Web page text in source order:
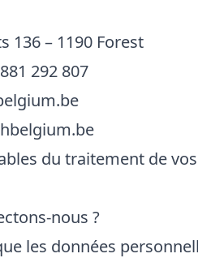
136 – 1190 Forest
292 807
du traitement de
nous ?
les données